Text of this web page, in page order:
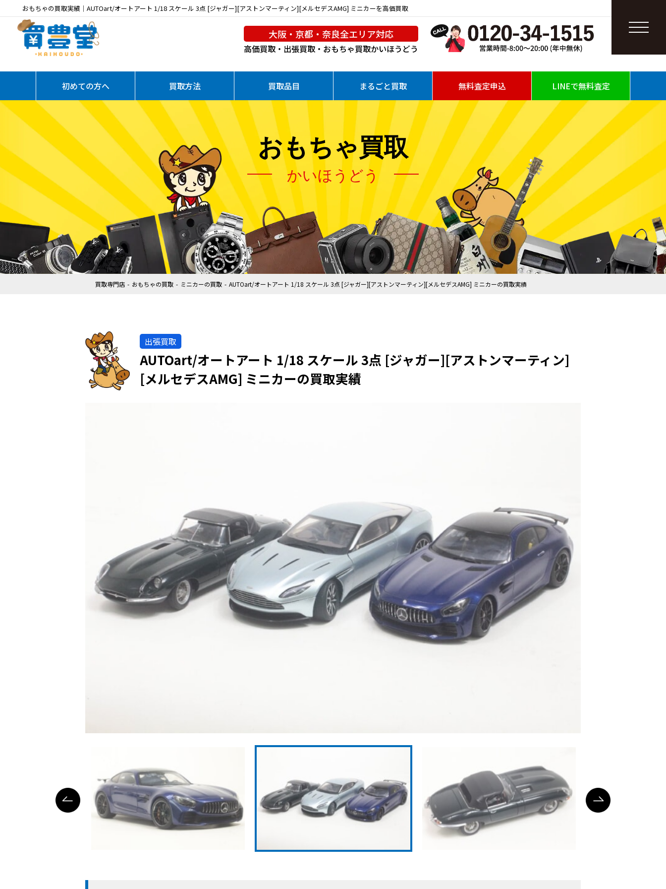
おもちゃの買取実績｜AUTOart/オートアート 1/18 スケール 3点 [ジャガー][アストンマーティン][メルセデスAMG] ミニカーを高価買取
大阪・京都・奈良全エリア対応
高価買取・出張買取・おもちゃ買取かいほうどう
初めての方へ 買取方法 買取品目 まるごと買取 無料査定申込 LINEで無料査定
おもちゃ買取
かいほうどう
買取専門店 おもちゃの買取 ミニカーの買取 AUTOart/オートアート 1/18 スケール 3点 [ジャガー][アストンマーティン][メルセデスAMG] ミニカーの買取実績
出張買取
AUTOart/オートアート 1/18 スケール 3点 [ジャガー][アストンマーティン]
[メルセデスAMG] ミニカーの買取実績